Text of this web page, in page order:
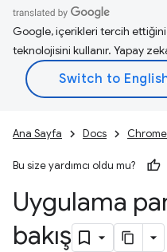
Google, içerikleri tercih
teknolojisini kullanır. Yapay
Ana Sayfa Docs
Bu size yardımcı oldu mu?
Uygulama
bakış